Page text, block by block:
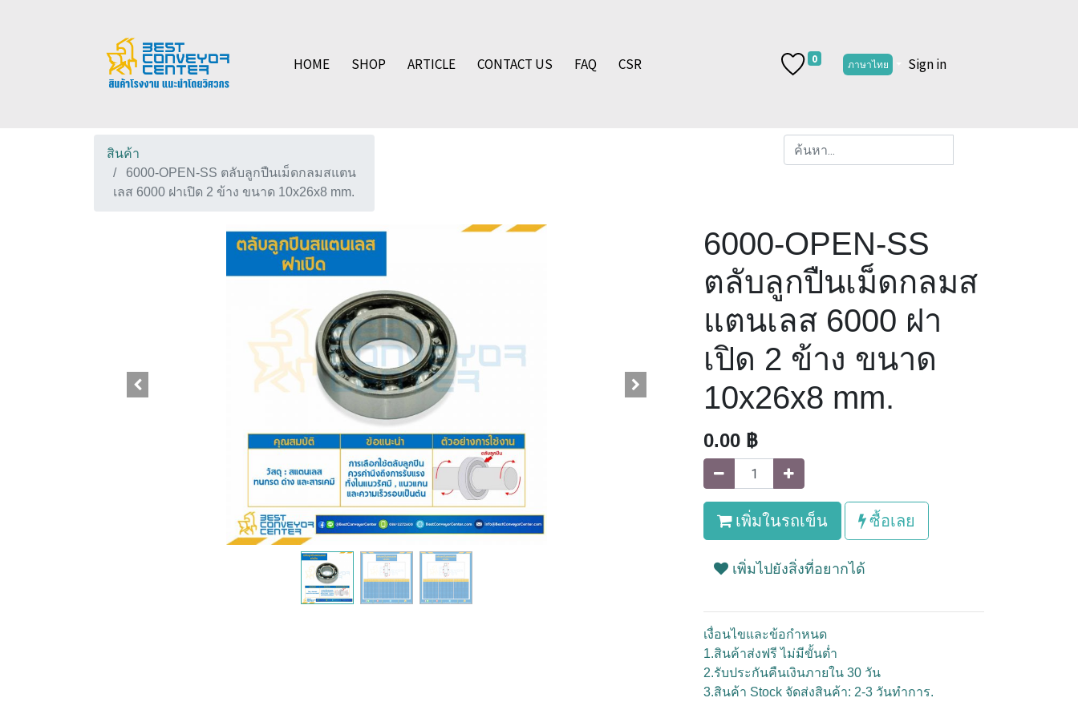
HOME SHOP ARTICLE CONTACT US FAQ CSR 0 ภาษาไทย Sign in
สินค้า
6000-OPEN-SS ตลับลูกปืนเม็ดกลมสแตน
เลส 6000 ฝาเปิด 2 ข้าง ขนาด 10x26x8 mm.
6000-OPEN-SS
ตลับลูกปืนเม็ดกลมส
แตนเลส 6000 ฝา
เปิด 2 ข้าง ขนาด
10x26x8 mm.
0.00 ฿
เพิ่มในรถเข็น ซื้อเลย
เพิ่มไปยังสิ่งที่อยากได้
เงื่อนไขและข้อกำหนด
1.สินค้าส่งฟรี ไม่มีขั้นต่ำ
2.รับประกันคืนเงินภายใน 30 วัน
3.สินค้า Stock จัดส่งสินค้า: 2-3 วันทำการ.